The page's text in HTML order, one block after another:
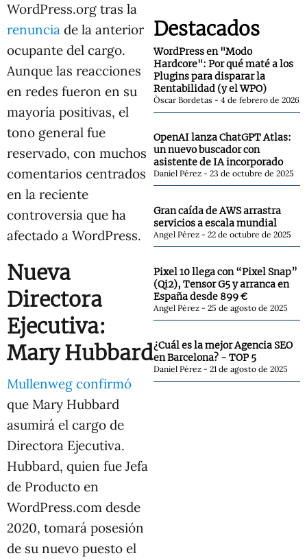
WordPress.org tras la
renuncia de la anterior
ocupante del cargo.
Aunque las reacciones
en redes fueron en su
mayoría positivas, el
tono general fue
reservado, con muchos
comentarios centrados
en la reciente
controversia que ha
afectado a WordPress.
Nueva
Directora
Ejecutiva:
Mary Hubbard
Mullenweg confirmó
que Mary Hubbard
asumirá el cargo de
Directora Ejecutiva.
Hubbard, quien fue Jefa
de Producto en
WordPress.com desde
2020, tomará posesión
de su nuevo puesto el
Destacados
WordPress en "Modo
Hardcore": Por qué maté a los
Plugins para disparar la
Rentabilidad (y el WPO)
Òscar Bordetas 4 de febrero de 2026
OpenAI lanza ChatGPT Atlas:
un nuevo buscador con
asistente de IA incorporado
Daniel Pérez 23 de octubre de 2025
Gran caída de AWS arrastra
servicios a escala mundial
Angel Pérez 22 de octubre de 2025
Pixel 10 llega con “Pixel Snap”
(Qi2), Tensor G5 y arranca en
España desde 899 €
Angel Pérez 25 de agosto de 2025
¿Cuál es la mejor Agencia SEO
en Barcelona? - TOP 5
Daniel Pérez 21 de agosto de 2025